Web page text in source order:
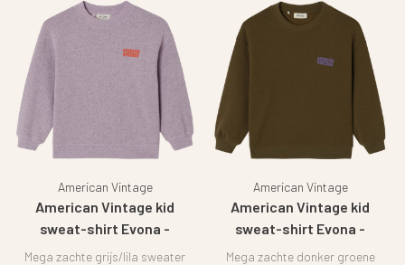
American Vintage
American Vintage kid
sweat-shirt Evona -
Sugered almond
Mega zachte grijs/lila sweater
American Vintage
American Vintage kid
sweat-shirt Evona -
Overdyed wood
Mega zachte donker groene